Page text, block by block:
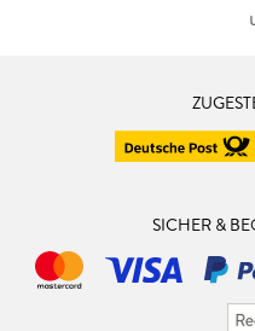
SICHER &